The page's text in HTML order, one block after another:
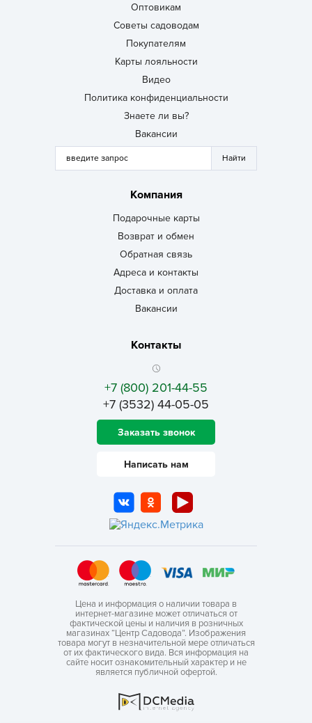
Оптовикам
Советы садоводам
Покупателям
Карты лояльности
Видео
Политика конфиденциальности
Знаете ли вы?
Вакансии
Компания
Подарочные карты
Возврат и обмен
Обратная связь
Адреса и контакты
Доставка и оплата
Вакансии
Контакты
+7 (800) 201-44-55
+7 (3532) 44-05-05
Заказать звонок
Написать нам
Цена и информация о наличии товара в
интернет-магазине может отличаться от
фактической цены и наличия в розничных
магазинах “Центр Садовода”. Изображения
товара могут в незначительной мере отличаться
от их фактического вида. Вся информация на
сайте носит ознакомительный характер и не
является публичной офертой.